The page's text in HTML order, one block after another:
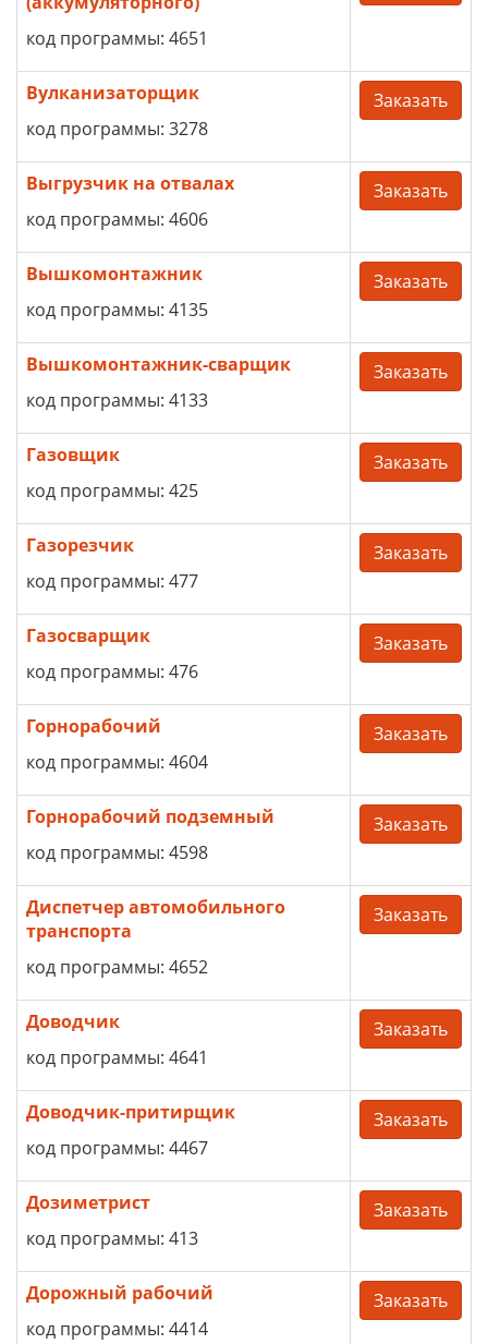
код программы: 4651
Вулканизаторщик
код программы: 3278
Заказать
Выгрузчик на отвалах
код программы: 4606
Заказать
Вышкомонтажник
код программы: 4135
Заказать
Вышкомонтажник-сварщик
код программы: 4133
Заказать
Газовщик
код программы: 425
Заказать
Газорезчик
код программы: 477
Заказать
Газосварщик
код программы: 476
Заказать
Горнорабочий
код программы: 4604
Заказать
Горнорабочий подземный
код программы: 4598
Заказать
Диспетчер автомобильного
транспорта
код программы: 4652
Заказать
Доводчик
код программы: 4641
Заказать
Доводчик-притирщик
код программы: 4467
Заказать
Дозиметрист
код программы: 413
Заказать
Дорожный рабочий
код программы: 4414
Заказать